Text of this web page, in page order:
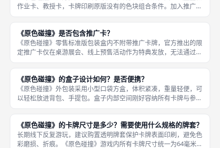
作业卡、教授卡，卡牌印刷原版没有的色块组合条件。加入推广卡
之后，每轮抽取公共目标卡时可以混入其中，扩大目标卡牌池，每
局随机目标组合更多，提升重玩性。 推广卡数量稀少，收集难度
较高。推
《原色碰撞》是否包含推广卡？
《原色碰撞》零售标准版包装盒内不附带推广卡牌，官方推出的限
定推广卡仅在桌游展会、线上预售活动作为特典发放，无法通过常
规购买渠道获取。大部分普通玩家游玩标准版卡牌池就足够体验全
部核心玩法。 推广卡属于可选拓展内容，不参与基础标准对局，
不影响本
《原色碰撞》的盒子设计如何？是否便携？
《原色碰撞》外包装采用小型口袋方盒，体积紧凑，重量轻便，可
以轻松放进背包、手提包。盒子内部空间刚好容纳所有卡牌与参考
卡，不需要额外占用大量桌面收纳空间。 优秀便携性让本作成为
旅行桌游、外出聚会优选。唯一小缺点是盒内没有分层隔断，各类
卡牌需要
《原色碰撞》的卡牌尺寸是多少？需要使用什么规格的牌套？
长期线下反复游玩，建议购置透明牌套保护卡牌表面印刷，避免色
彩磨损、折痕。《原色碰撞》游戏内所有卡牌尺寸统一为64毫米乘